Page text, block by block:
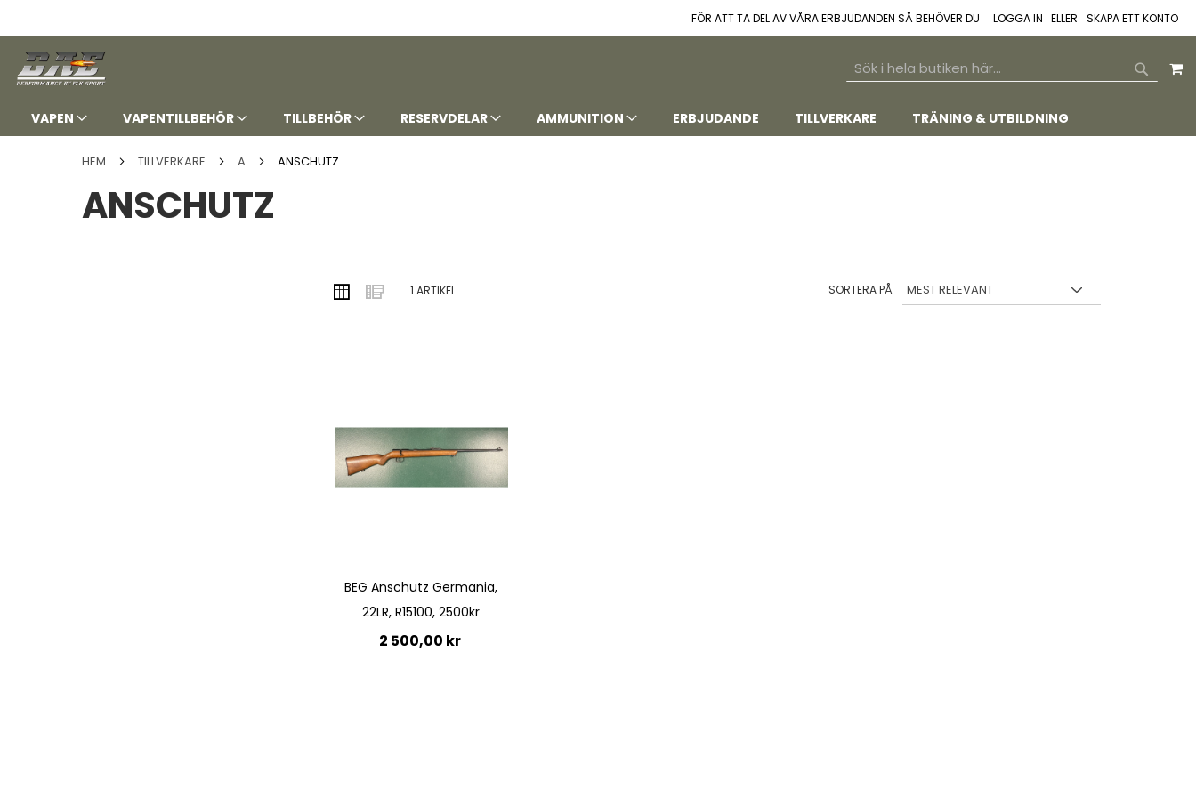
TILL
INNEHÅLLET
FÖR ATT TA DEL AV VÅRA ERBJUDANDEN SÅ BEHÖVER DU LOGGA IN SKAPA ETT KONTO
SEARCH
VAPEN VAPENTILLBEHÖR TILLBEHÖR RESERVDELAR AMMUNITION ERBJUDANDE TILLVERKARE TRÄNING & UTBILDNING
HEM TILLVERKARE A ANSCHUTZ
ANSCHUTZ
VISA
SOM
RutnätListvy
1 ARTIKEL SORTERA PÅ
BEG Anschutz Germania,
22LR, R15100, 2500kr
2 500,00 kr